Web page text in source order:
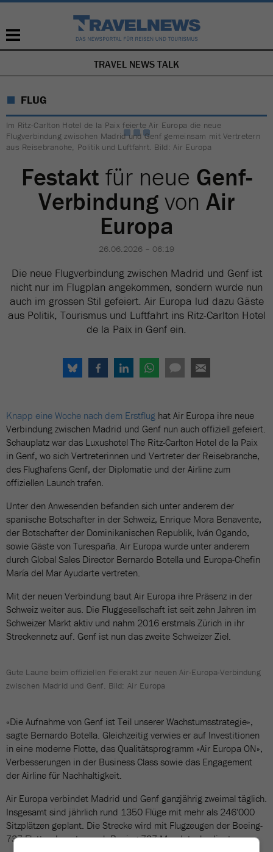
NAVIGATION
ÜBERSPRINGEN
TRAVEL NEWS TALK
FLUG
Im Ritz-Carlton Hotel de la Paix feierte Air Europa die neue
Flugverbindung zwischen Madrid und Genf gemeinsam mit Vertretern
aus Reisebranche, Politik und Luftfahrt. Bild: Air Europa
Festakt für neue Genf-
Verbindung von Air
Europa
26.06.2026 – 06:19
Die neue Flugverbindung zwischen Madrid und Genf ist
nicht nur im Flugplan angekommen, sondern wurde nun
auch im grossen Stil gefeiert. Air Europa lud dazu Gäste
aus Politik, Tourismus und Luftfahrt ins Ritz-Carlton Hotel
de la Paix in Genf ein.
Knapp eine Woche nach dem Erstflug hat Air Europa ihre neue
Verbindung zwischen Madrid und Genf nun auch offiziell gefeiert.
Schauplatz war das Luxushotel The Ritz-Carlton Hotel de la Paix
in Genf, wo sich Vertreterinnen und Vertreter der Reisebranche,
des Flughafens Genf, der Diplomatie und der Airline zum
offiziellen Launch trafen.
Unter den Anwesenden befanden sich unter anderem der
spanische Botschafter in der Schweiz, Enrique Mora Benavente,
der Botschafter der Dominikanischen Republik, Iván Ogando,
sowie Gäste von Turespaña. Air Europa wurde unter anderem
durch Global Sales Director Bernardo Botella und Europa-Chefin
María del Mar Ayudarte vertreten.
Mit der neuen Verbindung baut Air Europa ihre Präsenz in der
Schweiz weiter aus. Die Fluggesellschaft ist seit zehn Jahren im
Schweizer Markt aktiv und nahm 2016 erstmals Zürich in ihr
Streckennetz auf. Genf ist nun das zweite Schweizer Ziel.
Gute Laune beim offiziellen Feierakt zur neuen Air-Europa-Verbindung
zwischen Madrid und Genf. Bild: Air Europa
«Die Aufnahme von Genf ist Teil unserer Wachstumsstrategie»,
sagte Bernardo Botella. Gleichzeitig verwies er auf Investitionen
in eine moderne Flotte, das Qualitätsprogramm «Air Europa ON»,
Verbesserungen in der Business Class sowie das Engagement
der Airline für Nachhaltigkeit.
Air Europa verbindet Madrid und Genf ganzjährig zweimal täglich.
Insgesamt sind jährlich rund 1350 Flüge mit mehr als 246'000
Sitzplätzen geplant. Die Strecke wird mit Flugzeugen der Boeing-
737-Flotte, darunter auch Boeing-737-Max-Jets, bedient.